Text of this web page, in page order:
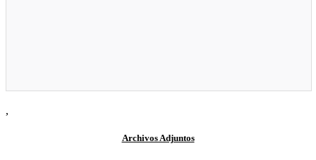
,
Archivos Adjuntos